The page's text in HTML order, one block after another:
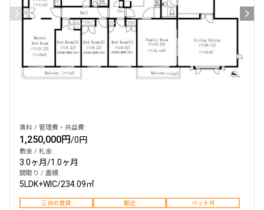
賃料 / 管理費・共益費:
1,250,000円/0円
敷金 / 礼金:
3.0ヶ月/1.0ヶ月
間取り / 面積:
5LDK+WIC/234.09㎡
三井の賃貸 駅近 ペット可